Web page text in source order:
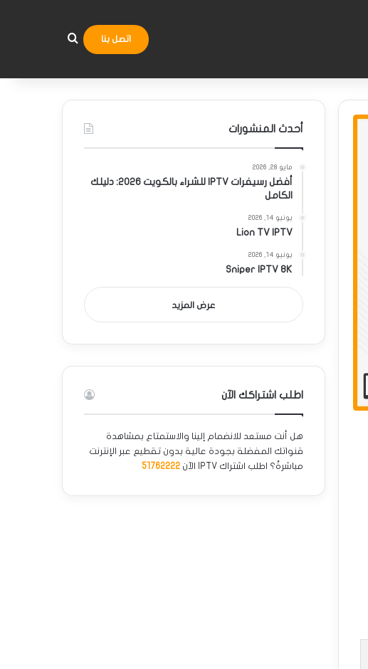
اتصل بنا بحث عن
أحدث المنشورات
مايو 28, 2026
أفضل رسيفرات IPTV للشراء بالكويت 2026: دليلك
الكامل
يونيو 14, 2026
Lion TV IPTV
يونيو 14, 2026
Sniper IPTV 8K
عرض المزيد
اطلب اشتراكك الآن
هل أنت مستعد للانضمام إلينا والاستمتاع بمشاهدة
قنواتك المفضلة بجودة عالية بدون تقطيع عبر الإنترنت
مباشرةً؟ اطلب اشتراك IPTV الآن
51762222